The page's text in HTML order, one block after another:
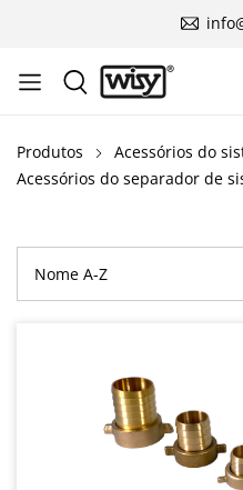
Produtos
Acessórios do
Acessórios do separador de